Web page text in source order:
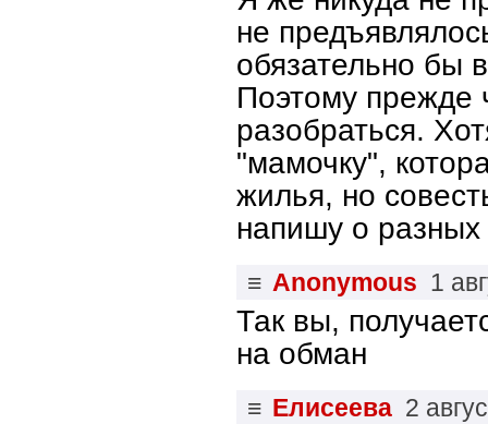
не
обязательно бы
Поэтому прежде
разобраться.
"мамочку",
жилья, но
напишу о разных
≡ Anonymous 1
Так вы,
на обман
≡ Елисеева 2